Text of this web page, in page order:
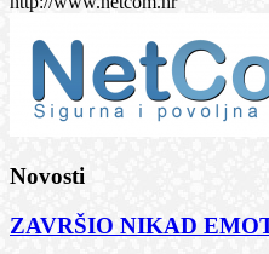
Novosti
ZAVRŠIO NIKAD